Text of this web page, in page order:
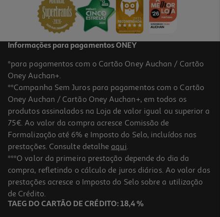
12,99 €
5.0
Gel Voltaren Emulgel 11.6mg/g 150g
123.93 €/Kg
18,59 €
Informações para pagamentos ONEY
*para pagamentos com o Cartão Oney Auchan / Cartão
Oney Auchan+.
**Campanha Sem Juros para pagamentos com o Cartão
Oney Auchan / Cartão Oney Auchan+, em todos os
produtos assinalados na Loja de valor igual ou superior a
75€. Ao valor da compra acresce Comissão de
Formalização até 6% e Imposto do Selo, incluídos nas
prestações. Consulte detalhe aqui.
***O valor da primeira prestação depende do dia da
compra, refletindo o cálculo de juros diários. Ao valor das
prestações acresce o Imposto do Selo sobre a utilização
de Crédito.
TAEG DO CARTÃO DE CRÉDITO: 18,4 %